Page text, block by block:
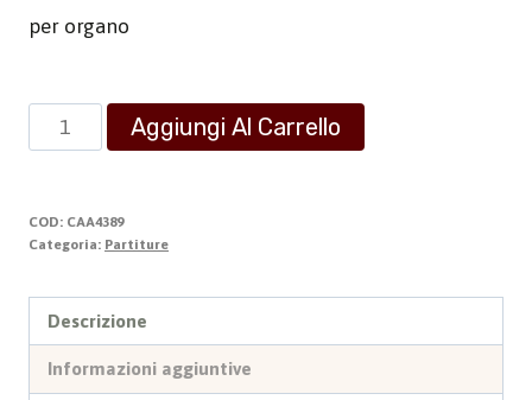
per organo
Intermezzi
organo
quantità
Aggiungi Al Carrello
COD: CAA4389
Categoria: Partiture
Descrizione
Informazioni aggiuntive